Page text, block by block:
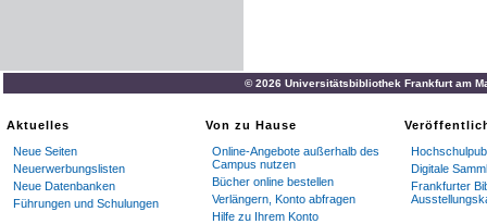
© 2026 Universitätsbibliothek Frankfurt am
Aktuelles
Neue Seiten
Neuerwerbungslisten
Neue Datenbanken
Führungen und Schulungen
Von zu Hause
Online-Angebote außerhalb des
Campus nutzen
Bücher online bestellen
Verlängern, Konto abfragen
Hilfe zu Ihrem Konto
Digitale
Frankfurter